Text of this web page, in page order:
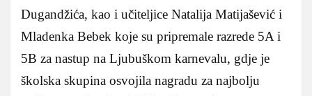
Dugandžića, kao i učiteljice Natalija Matijašević i
Mladenka Bebek koje su pripremale razrede 5A i
5B za nastup na Ljubuškom karnevalu, gdje je
školska skupina osvojila nagradu za najbolju